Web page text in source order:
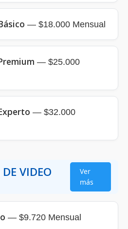
— $18.000 Mensual
— $25.000
— $32.000
VIDEO
Ver
más
— $9.720 Mensual